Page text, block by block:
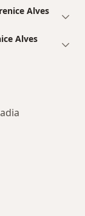
Alves
Alves